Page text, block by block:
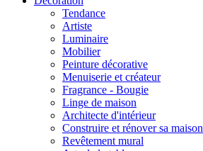
Tendance
Artiste
Luminaire
Mobilier
Peinture décorative
Menuiserie et créateur
Fragrance - Bougie
Linge de maison
Architecte d'intérieur
Construire et rénover sa maison
Revêtement mural